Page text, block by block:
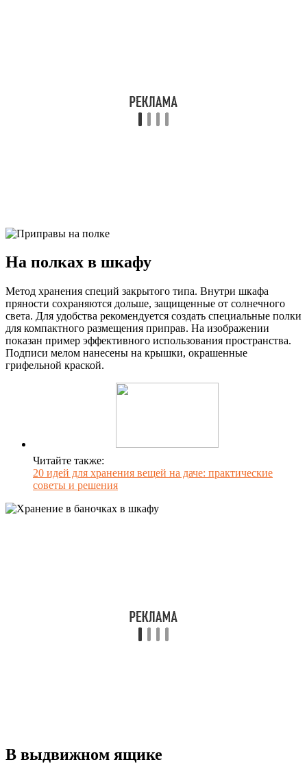
На полках в шкафу
Метод хранения специй закрытого типа. Внутри шкафа
пряности сохраняются дольше, защищенные от солнечного
света. Для удобства рекомендуется создать специальные полки
для компактного размещения приправ. На изображении
показан пример эффективного использования пространства.
Подписи мелом нанесены на крышки, окрашенные
грифельной краской.
Читайте также:
20 идей для хранения вещей на даче: практические
советы и решения
В выдвижном ящике